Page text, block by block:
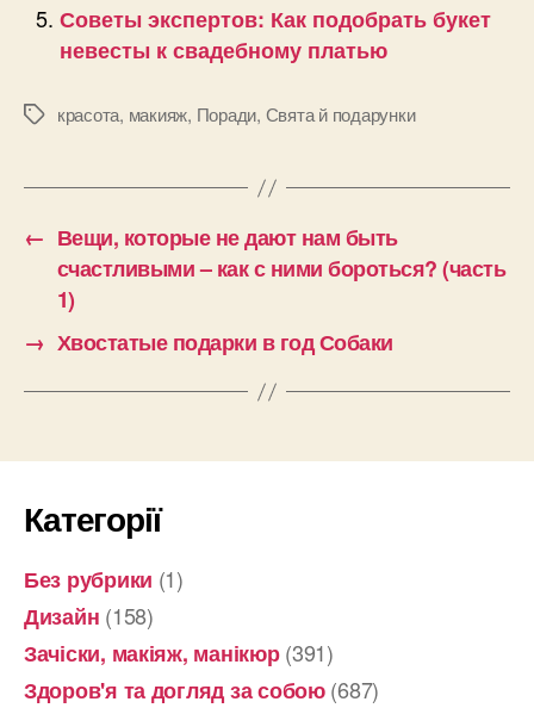
Советы экспертов: Как подобрать букет
невесты к свадебному платью
Позначки
красота, макияж, Поради, Свята й подарунки
← Вещи, которые не дают нам быть
счастливыми – как с ними бороться? (часть
1)
→ Хвостатые подарки в год Собаки
Категорії
Без рубрики (1)
Дизайн (158)
Зачіски, макіяж, манікюр(391)
Здоров'я та догляд за собою(687)